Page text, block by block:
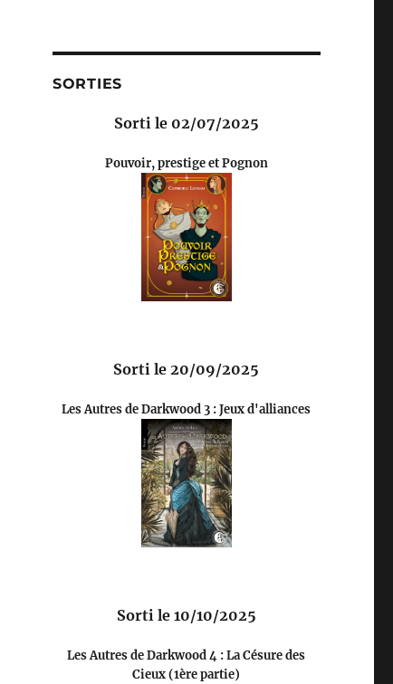
SORTIES
Sorti le 02/07/2025
Pouvoir, prestige et Pognon
Sorti le 20/09/2025
Les Autres de Darkwood 3 : Jeux d'alliances
Sorti le 10/10/2025
Les Autres de Darkwood 4 : La Césure des
Cieux (1ère partie)